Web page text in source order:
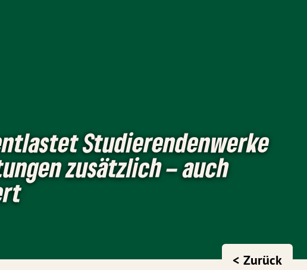
Studierendenwerke
zusätzlich – auch
< Zurück